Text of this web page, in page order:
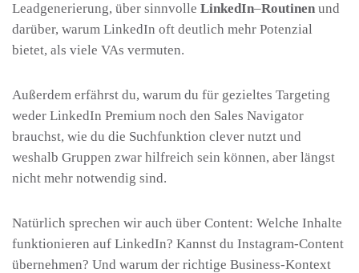
Leadgenerierung, über sinnvolle LinkedIn–Routinen und
darüber, warum LinkedIn oft deutlich mehr Potenzial
bietet, als viele VAs vermuten.
Außerdem erfährst du, warum du für gezieltes Targeting
weder LinkedIn Premium noch den Sales Navigator
brauchst, wie du die Suchfunktion clever nutzt und
weshalb Gruppen zwar hilfreich sein können, aber längst
nicht mehr notwendig sind.
Natürlich sprechen wir auch über Content: Welche Inhalte
funktionieren auf LinkedIn? Kannst du Instagram-Content
übernehmen? Und warum der richtige Business-Kontext